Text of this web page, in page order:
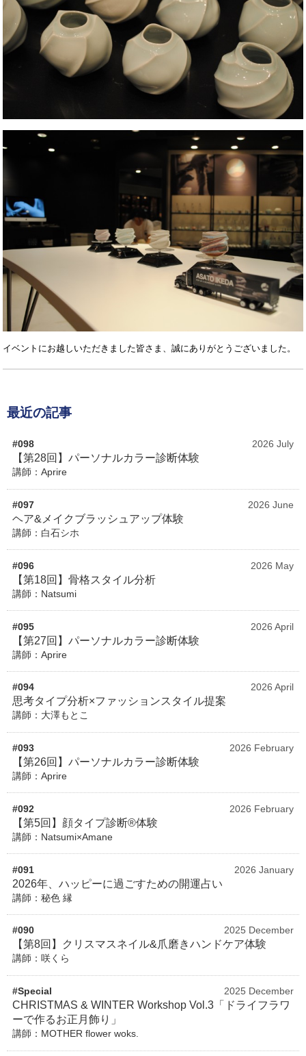
イベントにお越しいただきました皆さま、誠にありがとうございました。
最近の記事
#098 2026 July
【第28回】パーソナルカラー診断体験
講師：Aprire
#097 2026 June
ヘア&メイクブラッシュアップ体験
講師：白石シホ
#096 2026 May
【第18回】骨格スタイル分析
講師：Natsumi
#095 2026 April
【第27回】パーソナルカラー診断体験
講師：Aprire
#094 2026 April
思考タイプ分析×ファッションスタイル提案
講師：大澤もとこ
#093 2026 February
【第26回】パーソナルカラー診断体験
講師：Aprire
#092 2026 February
【第5回】顔タイプ診断®体験
講師：Natsumi×Amane
#091 2026 January
2026年、ハッピーに過ごすための開運占い
講師：秘色 縁
#090 2025 December
【第8回】クリスマスネイル&爪磨きハンドケア体験
講師：咲くら
#Special 2025 December
CHRISTMAS & WINTER Workshop Vol.3「ドライフラワ
ーで作るお正月飾り」
講師：MOTHER flower woks.